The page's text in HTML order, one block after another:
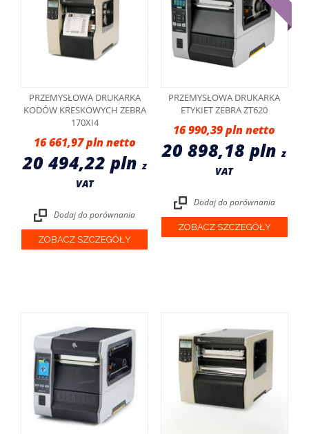
PRZEMYSŁOWA DRUKARKA
KODÓW KRESKOWYCH ZEBRA
170XI4
16 661,97 pln
20 494,22 pln z
VAT
Dodaj do porównania
ZOBACZ SZCZEGÓŁY
PRZEMYSŁOWA DRUKARKA
ETYKIET ZEBRA ZT620
16 990,39 pln
20 898,18 plnz
VAT
Dodaj do porównania
ZOBACZ SZCZEGÓŁY